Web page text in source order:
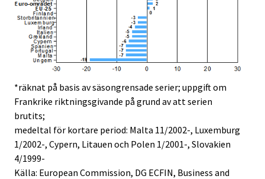
*räknat på basis av säsongrensade serier; uppgift om
Frankrike riktningsgivande på grund av att serien
brutits;
medeltal för kortare period: Malta 11/2002-, Luxemburg
1/2002-, Cypern, Litauen och Polen 1/2001-, Slovakien
4/1999-
Källa: European Commission, DG ECFIN, Business and